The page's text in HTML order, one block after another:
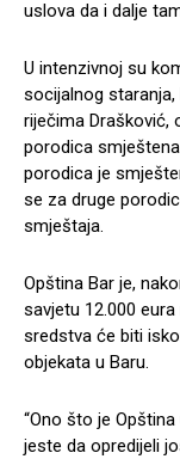
uslova da i dalje
U intenzivnoj su
socijalnog
riječima Drašković,
porodica
porodica je
se za druge
smještaja.
Opština Bar je,
savjetu 12.000
sredstva će biti
objekata u Baru.
“Ono što je
jeste da opredijeli